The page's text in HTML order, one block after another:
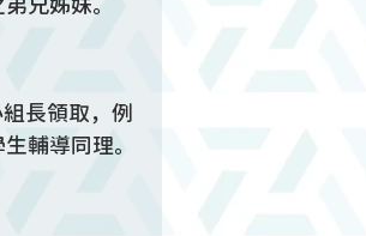
長領取，例
輔導同理。